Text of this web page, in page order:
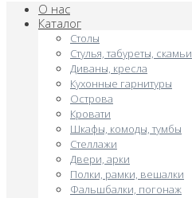
О нас
Каталог
Столы
Стулья, табуреты, скамьи
Диваны, кресла
Кухонные гарнитуры
Острова
Кровати
Шкафы, комоды, тумбы
Стеллажи
Двери, арки
Полки, рамки, вешалки
Фальшбалки, погонаж